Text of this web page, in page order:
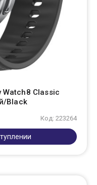
Classic
Black
Код: 223264